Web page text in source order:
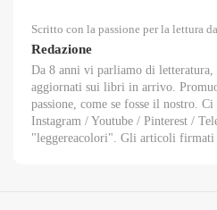
Scritto con la passione per la lettura da
Redazione
Da 8 anni vi parliamo di
aggiornati sui libri in arrivo.
passione, come se fosse il nostro.
Instagram / Youtube / Pinterest /
"leggereacolori". Gli articoli firmati